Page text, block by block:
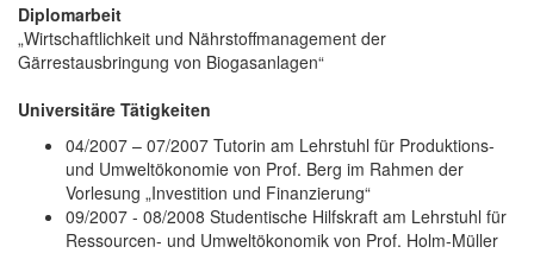
Diplomarbeit
„Wirtschaftlichkeit und Nährstoffmanagement der
Gärrestausbringung von Biogasanlagen“
Universitäre Tätigkeiten
04/2007 – 07/2007 Tutorin am Lehrstuhl für Produktions-
und Umweltökonomie von Prof. Berg im Rahmen der
Vorlesung „Investition und Finanzierung“
09/2007 - 08/2008 Studentische Hilfskraft am Lehrstuhl für
Ressourcen- und Umweltökonomik von Prof. Holm-Müller